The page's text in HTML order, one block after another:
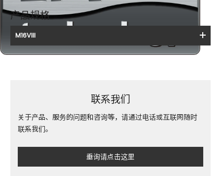
产品规格
M16VIII
联系我们
关于产品、服务的问题和咨询等，请通过电话或互联网随时
联系我们。
垂询请点击这里